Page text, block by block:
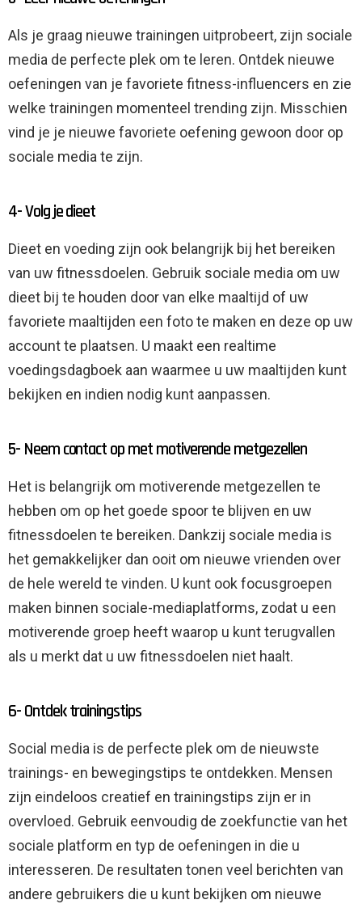
Als je graag nieuwe trainingen uitprobeert, zijn sociale
media de perfecte plek om te leren. Ontdek nieuwe
oefeningen van je favoriete fitness-influencers en zie
welke trainingen momenteel trending zijn. Misschien
vind je je nieuwe favoriete oefening gewoon door op
sociale media te zijn.
4- Volg je dieet
Dieet en voeding zijn ook belangrijk bij het bereiken
van uw fitnessdoelen. Gebruik sociale media om uw
dieet bij te houden door van elke maaltijd of uw
favoriete maaltijden een foto te maken en deze op uw
account te plaatsen. U maakt een realtime
voedingsdagboek aan waarmee u uw maaltijden kunt
bekijken en indien nodig kunt aanpassen.
5- Neem contact op met motiverende metgezellen
Het is belangrijk om motiverende metgezellen te
hebben om op het goede spoor te blijven en uw
fitnessdoelen te bereiken. Dankzij sociale media is
het gemakkelijker dan ooit om nieuwe vrienden over
de hele wereld te vinden. U kunt ook focusgroepen
maken binnen sociale-mediaplatforms, zodat u een
motiverende groep heeft waarop u kunt terugvallen
als u merkt dat u uw fitnessdoelen niet haalt.
6- Ontdek trainingstips
Social media is de perfecte plek om de nieuwste
trainings- en bewegingstips te ontdekken. Mensen
zijn eindeloos creatief en trainingstips zijn er in
overvloed. Gebruik eenvoudig de zoekfunctie van het
sociale platform en typ de oefeningen in die u
interesseren. De resultaten tonen veel berichten van
andere gebruikers die u kunt bekijken om nieuwe